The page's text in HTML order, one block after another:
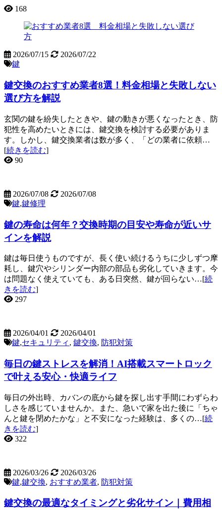
168
2026/07/15
2026/07/22
鍵
鍵交換のおすすめ業者8選！料金相場と失敗しない
選び方を解説
玄関の鍵を紛失したときや、鍵の動きが悪くなったとき、防
犯性を高めたいときには、鍵交換を検討する必要がありま
す。しかし、鍵交換業者は数が多く、「どの業者に依頼…
[続きを読む]
90
2026/07/08
2026/07/08
鍵,鍵修理
鍵の寿命は何年？交換時期の目安や寿命が近いサ
インを解説
鍵は毎日使うものですが、長く使い続けるうちに少しずつ摩
耗し、鍵穴やシリンダー内部の部品も劣化していきます。今
は問題なく使えていても、ある日突然、鍵が回らない…[続
きを読む]
297
2026/04/01
2026/04/01
鍵,セキュリティ , 鍵交換, 防犯対策
毎日の鍵ストレスを解消！AI搭載スマートロック
で叶える安心・快適ライフ
毎日の外出時、カバンの底から鍵を探し出す手間にわずらわ
しさを感じていませんか。また、急いで家を出た後に「ちゃ
んと鍵を閉めたかな」と不安になった経験は、多くの…[続
きを読む]
322
2026/03/26
2026/03/26
鍵,鍵交換, おすすめ業者, 防犯対策
鍵交換の最適なタイミングと劣化サイン｜費用相